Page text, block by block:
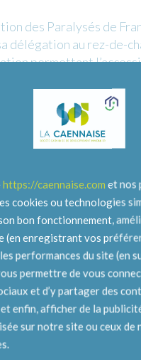
des Paralysés de
délégation au rez-de-
permettant
https://caennaise.com et nos
cookies ou technologies
bon fonctionnement,
(en enregistrant vos
performances du site (en
permettre de vous
et d’y partager des
enfin, afficher de la
sur notre site ou ceux de